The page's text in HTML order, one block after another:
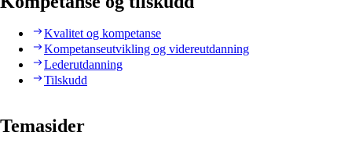
Kvalitet og kompetanse
Kompetanseutvikling og videreutdanning
Lederutdanning
Tilskudd
Temasider